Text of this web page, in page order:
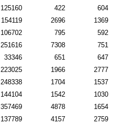
125160 422
604
154119 2696
1369
106702 795
592
251616 7308
751
33346 651
647
223025 1966
2777
248338 1704
1537
144104 1542
1030
357469 4878
1654
137789 4157
2759